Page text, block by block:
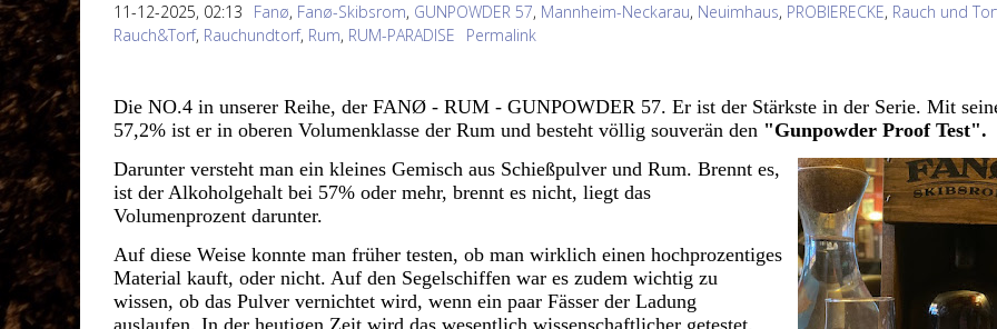
11-12-2025, 02:13 Fanø, Fanø-Skibsrom, GUNPOWDER 57, Mannheim-Neckarau, Neuimhaus, PROBIERECKE, Rauch und
Rauch&Torf, Rauchundtorf, Rum, RUM-PARADISE Permalink
Die NO.4 in unserer Reihe, der FANØ - RUM - GUNPOWDER 57. Er ist der Stärkste in der Serie. Mit
57,2% ist er in oberen Volumenklasse der Rum und besteht völlig souverän den "Gunpowder Proof Test".
Darunter versteht man ein kleines Gemisch aus Schießpulver und Rum. Brennt es,
ist der Alkoholgehalt bei 57% oder mehr, brennt es nicht, liegt das
Volumenprozent darunter.
Auf diese Weise konnte man früher testen, ob man wirklich einen hochprozentiges
Material kauft, oder nicht. Auf den Segelschiffen war es zudem wichtig zu
wissen, ob das Pulver vernichtet wird, wenn ein paar Fässer der Ladung